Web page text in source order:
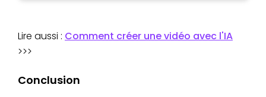
Lire aussi : Comment créer une vidéo avec l'IA
>>>
Conclusion